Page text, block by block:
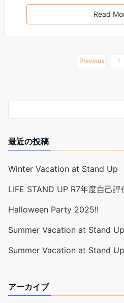
Read
Previous 1
最近の投稿
Winter Vacation at Stand Up
LIFE STAND UP R7年度自己評
Halloween Party 2025!!
Summer Vacation at Stand
Summer Vacation at Stand
アーカイブ